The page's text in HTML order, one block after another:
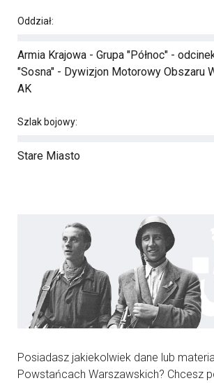
Oddział:
Armia Krajowa - Grupa "Północ" -
"Sosna" - Dywizjon Motorowy Obszaru
AK
Szlak bojowy:
Stare Miasto
Posiadasz jakiekolwiek dane lub
Powstańcach Warszawskich? Chcesz